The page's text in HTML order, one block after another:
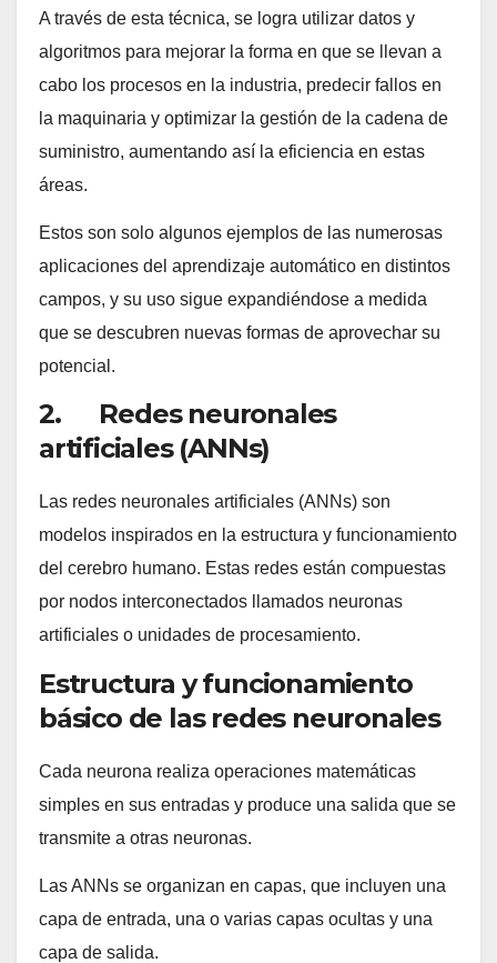
A través de esta técnica, se logra utilizar datos y
algoritmos para mejorar la forma en que se llevan a
cabo los procesos en la industria, predecir fallos en
la maquinaria y optimizar la gestión de la cadena de
suministro, aumentando así la eficiencia en estas
áreas.
Estos son solo algunos ejemplos de las numerosas
aplicaciones del aprendizaje automático en distintos
campos, y su uso sigue expandiéndose a medida
que se descubren nuevas formas de aprovechar su
potencial.
2. Redes neuronales
artificiales (ANNs)
Las redes neuronales artificiales (ANNs) son
modelos inspirados en la estructura y funcionamiento
del cerebro humano. Estas redes están compuestas
por nodos interconectados llamados neuronas
artificiales o unidades de procesamiento.
Estructura y funcionamiento
básico de las redes neuronales
Cada neurona realiza operaciones matemáticas
simples en sus entradas y produce una salida que se
transmite a otras neuronas.
Las ANNs se organizan en capas, que incluyen una
capa de entrada, una o varias capas ocultas y una
capa de salida.